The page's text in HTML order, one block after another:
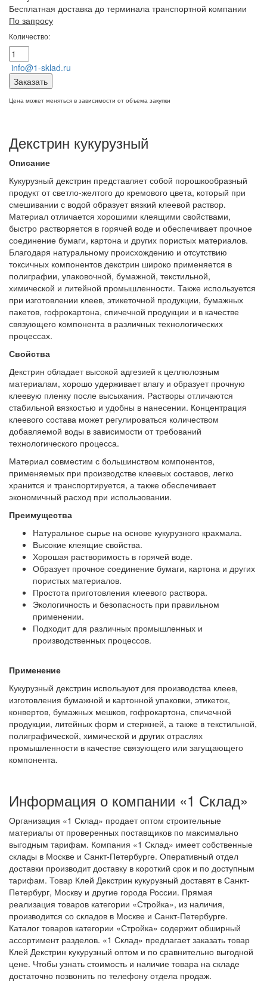
Бесплатная доставка до терминала транспортной компании
По запросу
Количество:
info@1-sklad.ru
Заказать
Цена может меняться в зависимости от объема закупки
Декстрин кукурузный
Описание
Кукурузный декстрин представляет собой порошкообразный
продукт от светло-желтого до кремового цвета, который при
смешивании с водой образует вязкий клеевой раствор.
Материал отличается хорошими клеящими свойствами,
быстро растворяется в горячей воде и обеспечивает прочное
соединение бумаги, картона и других пористых материалов.
Благодаря натуральному происхождению и отсутствию
токсичных компонентов декстрин широко применяется в
полиграфии, упаковочной, бумажной, текстильной,
химической и литейной промышленности. Также используется
при изготовлении клеев, этикеточной продукции, бумажных
пакетов, гофрокартона, спичечной продукции и в качестве
связующего компонента в различных технологических
процессах.
Свойства
Декстрин обладает высокой адгезией к целлюлозным
материалам, хорошо удерживает влагу и образует прочную
клеевую пленку после высыхания. Растворы отличаются
стабильной вязкостью и удобны в нанесении. Концентрация
клеевого состава может регулироваться количеством
добавляемой воды в зависимости от требований
технологического процесса.
Материал совместим с большинством компонентов,
применяемых при производстве клеевых составов, легко
хранится и транспортируется, а также обеспечивает
экономичный расход при использовании.
Преимущества
Натуральное сырье на основе кукурузного крахмала.
Высокие клеящие свойства.
Хорошая растворимость в горячей воде.
Образует прочное соединение бумаги, картона и других
пористых материалов.
Простота приготовления клеевого раствора.
Экологичность и безопасность при правильном
применении.
Подходит для различных промышленных и
производственных процессов.
Применение
Кукурузный декстрин используют для производства клеев,
изготовления бумажной и картонной упаковки, этикеток,
конвертов, бумажных мешков, гофрокартона, спичечной
продукции, литейных форм и стержней, а также в текстильной,
полиграфической, химической и других отраслях
промышленности в качестве связующего или загущающего
компонента.
Информация о компании «1 Склад»
Организация «1 Склад» продает оптом строительные
материалы от проверенных поставщиков по максимально
выгодным тарифам. Компания «1 Склад» имеет собственные
склады в Москве и Санкт-Петербурге. Оперативный отдел
доставки производит доставку в короткий срок и по доступным
тарифам. Товар Клей Декстрин кукурузный доставят в Санкт-
Петербург, Москву и другие города России. Прямая
реализация товаров категории «Стройка», из наличия,
производится со складов в Москве и Санкт-Петербурге.
Каталог товаров категории «Стройка» содержит обширный
ассортимент разделов. «1 Склад» предлагает заказать товар
Клей Декстрин кукурузный оптом и по сравнительно выгодной
цене. Чтобы узнать стоимость и наличие товара на складе
достаточно позвонить по телефону отдела продаж.